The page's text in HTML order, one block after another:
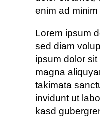
enim ad
Lorem ipsum
sed diam
ipsum dolor
magna
takimata
invidunt ut
kasd